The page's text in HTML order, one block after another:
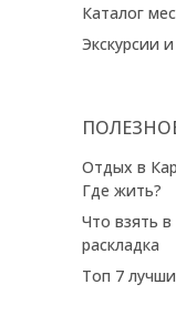
Каталог
Экскурсии
Отдых в
Где жить?
Что взять
раскладка
Топ 7